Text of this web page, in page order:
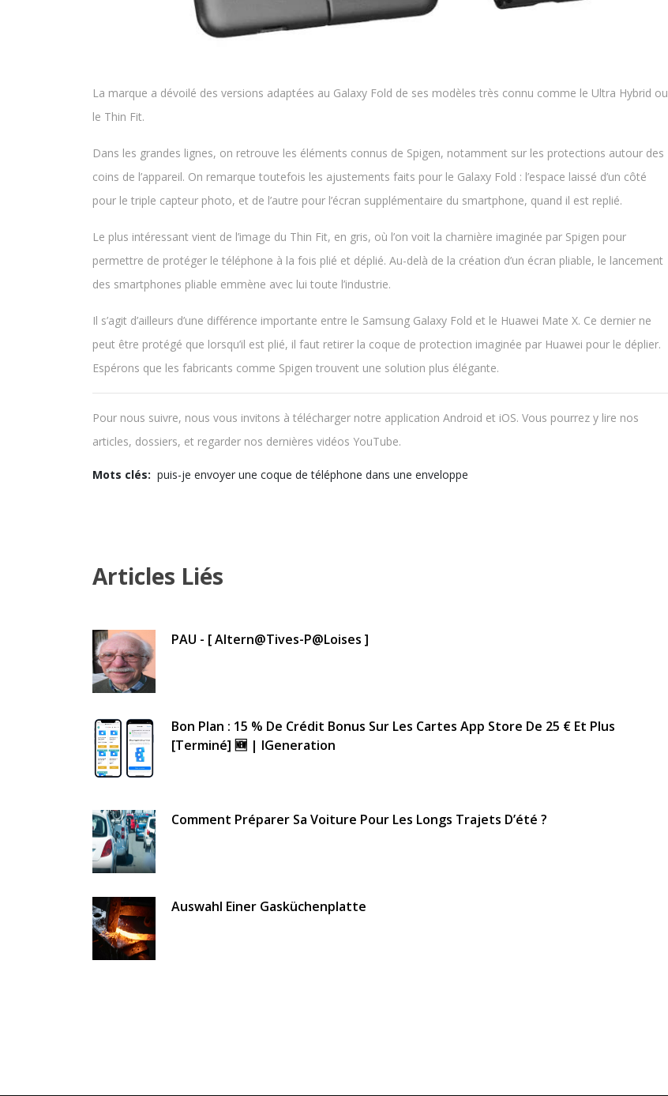
La marque a dévoilé des versions adaptées au Galaxy Fold de ses modèles très connu comme le Ultra Hybrid ou
le Thin Fit.
Dans les grandes lignes, on retrouve les éléments connus de Spigen, notamment sur les protections autour des
coins de l’appareil. On remarque toutefois les ajustements faits pour le Galaxy Fold : l’espace laissé d’un côté
pour le triple capteur photo, et de l’autre pour l’écran supplémentaire du smartphone, quand il est replié.
Le plus intéressant vient de l’image du Thin Fit, en gris, où l’on voit la charnière imaginée par Spigen pour
permettre de protéger le téléphone à la fois plié et déplié. Au-delà de la création d’un écran pliable, le lancement
des smartphones pliable emmène avec lui toute l’industrie.
Il s’agit d’ailleurs d’une différence importante entre le Samsung Galaxy Fold et le Huawei Mate X. Ce dernier ne
peut être protégé que lorsqu’il est plié, il faut retirer la coque de protection imaginée par Huawei pour le déplier.
Espérons que les fabricants comme Spigen trouvent une solution plus élégante.
Pour nous suivre, nous vous invitons à télécharger notre application Android et iOS. Vous pourrez y lire nos
articles, dossiers, et regarder nos dernières vidéos YouTube.
Mots clés: puis-je envoyer une coque de téléphone dans une enveloppe
Articles Liés
PAU - [ Altern@tives-P@loises ]
Bon Plan : 15 % De Crédit Bonus Sur Les Cartes App Store De 25 € Et Plus
[terminé] 🆕 | IGeneration
Comment Préparer Sa Voiture Pour Les Longs Trajets D’été ?
Auswahl Einer Gasküchenplatte